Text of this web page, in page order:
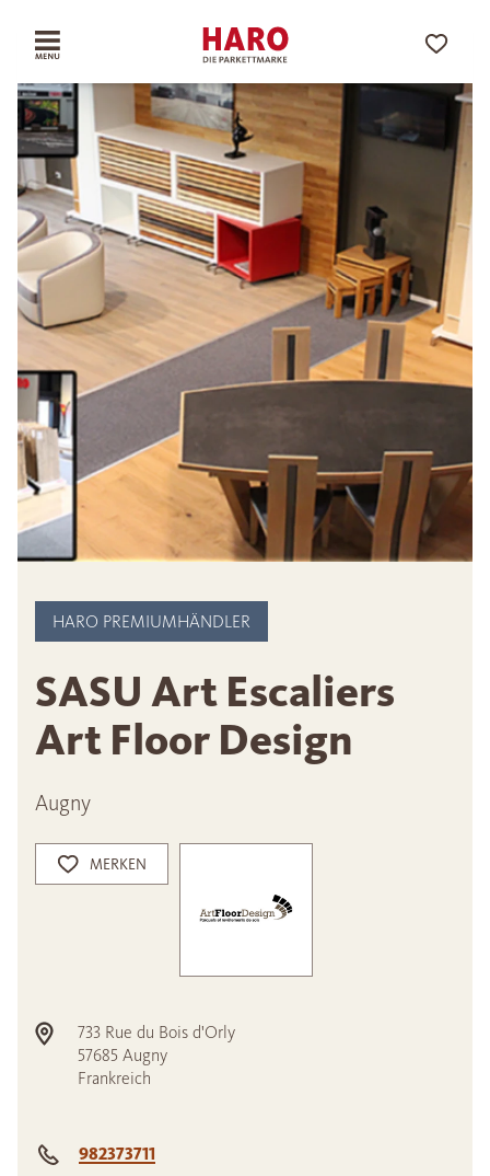
HARO PREMIUMHÄNDLER
SASU Art Escaliers
Art Floor Design
Augny
MERKEN
733 Rue du Bois d'Orly
57685 Augny
Frankreich
982373711